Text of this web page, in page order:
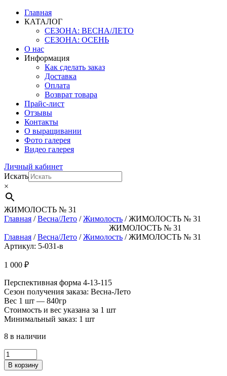
Главная
КАТАЛОГ
СЕЗОНА: ВЕСНА/ЛЕТО
СЕЗОНА: ОСЕНЬ
О нас
Информация
Как сделать заказ
Доставка
Оплата
Возврат товара
Прайс-лист
Отзывы
Контакты
О выращивании
Фото галерея
Видео галерея
Личный кабинет
Искать
×
ЖИМОЛОСТЬ № 31
Главная /Весна/Лето /Жимолость / ЖИМОЛОСТЬ № 31
ЖИМОЛОСТЬ № 31
Главная /Весна/Лето /Жимолость / ЖИМОЛОСТЬ № 31
Артикул: 5-031-в
1 000 ₽
Перспективная форма 4-13-115
Сезон получения заказа: Весна-Лето
Вес 1 шт — 840гр
Стоимость и вес указана за 1 шт
Минимальный заказ: 1 шт
8 в наличии
Количество
товара
ЖИМОЛОСТЬ
В корзину